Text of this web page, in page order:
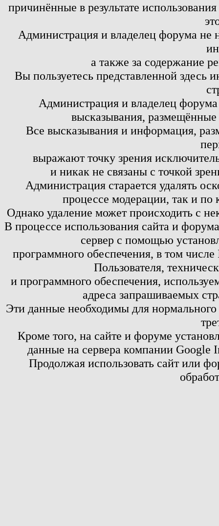
причинённые в результате
Администрация и владелец форума не
а также за содержание
Вы пользуетесь представленной здесь
Администрация и владелец
высказывания,
Все высказывания и информация,
выражают точку зрения
и никак не связаны с точкой
Администрация старается удалять
процессе модерации, так и по
Однако удаление может происходить с
В процессе использования сайта и
сервер с помощью
программного обеспечения, в том
Пользователя,
и программного обеспечения,
адреса запрашиваемых
Эти данные необходимы для
Кроме того, на сайте и форуме
данные на сервера компании
Продолжая использовать сайт или